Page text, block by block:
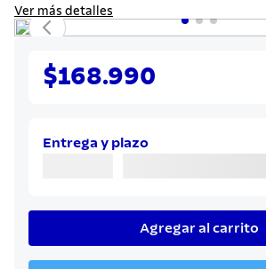
Ver más detalles
$168.990
Entrega y plazo
Agregar al carrito
9.
cuchillo